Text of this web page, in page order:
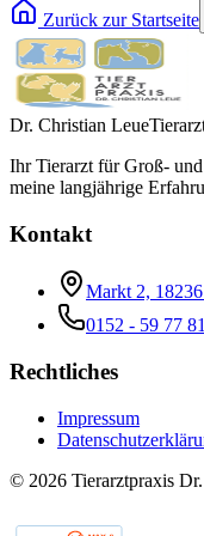
Zurück zur Startseite
Dr. Christian Leue
Ihr Tierarzt für Groß-
meine langjährige
Kontakt
Markt 2,
0152 - 59 77
Rechtliches
Impressum
© 2026 Tierarztpraxis